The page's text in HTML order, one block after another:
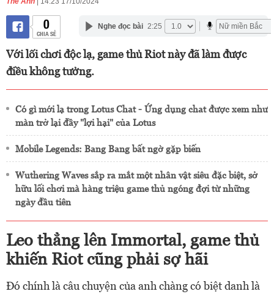
0
CHIA SẺ
Nghe đọc bài 2:25
Với lối chơi độc lạ, game thủ Riot này đã làm được
điều không tưởng.
Có gì mới lạ trong Lotus Chat - Ứng dụng chat được xem như
màn trở lại đầy "lợi hại" của Lotus
Mobile Legends: Bang Bang bất ngờ gặp biến
Wuthering Waves sắp ra mắt một nhân vật siêu đặc biệt, sở
hữu lối chơi mà hàng triệu game thủ ngóng đợi từ những
ngày đầu tiên
Leo thẳng lên Immortal, game thủ
khiến Riot cũng phải sợ hãi
Đó chính là câu chuyện của anh chàng có biệt danh là